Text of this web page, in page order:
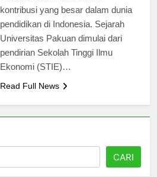
Pakuan telah memberikan
kontribusi yang besar dalam dunia
pendidikan di Indonesia. Sejarah
Universitas Pakuan dimulai dari
pendirian Sekolah Tinggi Ilmu
CARI